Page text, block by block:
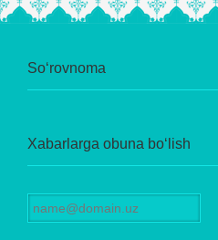
So‘rovnoma
Xabarlarga obuna bo‘lish